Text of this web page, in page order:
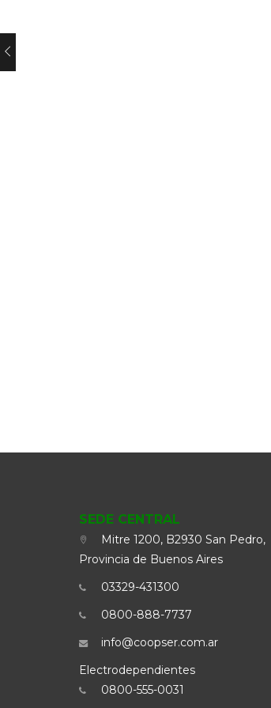
SEDE CENTRAL
Mitre 1200, B2930 San Pedro,
Provincia de Buenos Aires
03329-431300
0800-888-7737
info@coopser.com.ar
Electrodependientes
0800-555-0031